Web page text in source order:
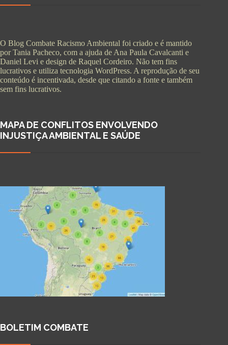
O Blog Combate Racismo Ambiental foi criado e é mantido
por Tania Pacheco, com a ajuda de Ana Paula Cavalcanti e
Daniel Levi e design de Raquel Cordeiro. Não tem fins
lucrativos e utiliza tecnologia WordPress. A reprodução de seu
conteúdo é incentivada, desde que citando a fonte e também
sem fins lucrativos.
MAPA DE CONFLITOS ENVOLVENDO
INJUSTIÇA AMBIENTAL E SAÚDE
BOLETIM COMBATE